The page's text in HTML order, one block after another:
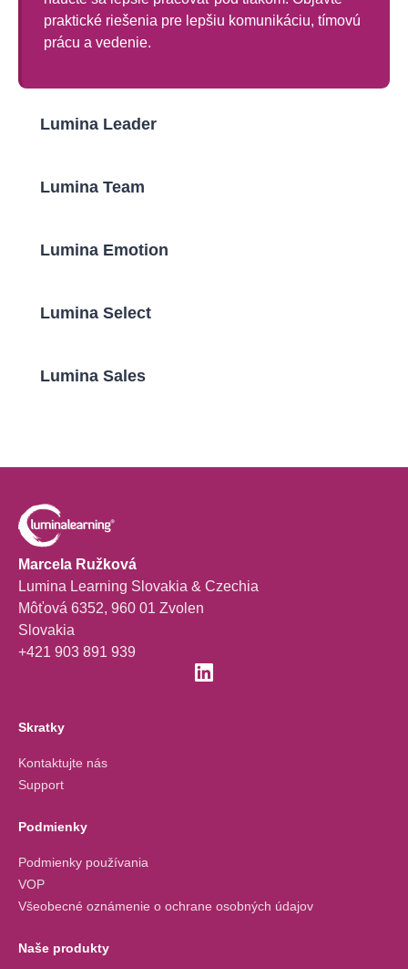
praktické riešenia pre lepšiu komunikáciu, tímovú
prácu a vedenie.
Lumina Leader
Lumina Team
Lumina Emotion
Lumina Select
Lumina Sales
Marcela Ružková
Lumina Learning Slovakia & Czechia
Môťová 6352, 960 01 Zvolen
Slovakia
+421 903 891 939
Skratky
Kontaktujte nás
Support
Podmienky
Podmienky používania
VOP
Všeobecné oznámenie o ochrane osobných údajov
Naše produkty